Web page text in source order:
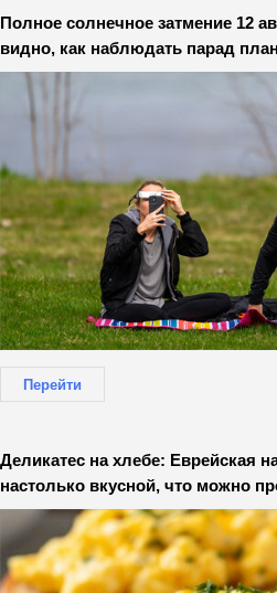
Полное солнечное затмение 12
видно, как наблюдать парад
Перейти
Деликатес на хлебе: Еврейская
настолько вкусной, что можно